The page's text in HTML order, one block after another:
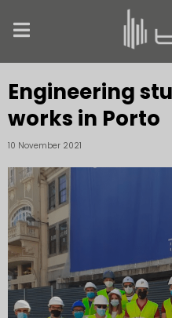
Engineering
works in Porto
10 November 2021